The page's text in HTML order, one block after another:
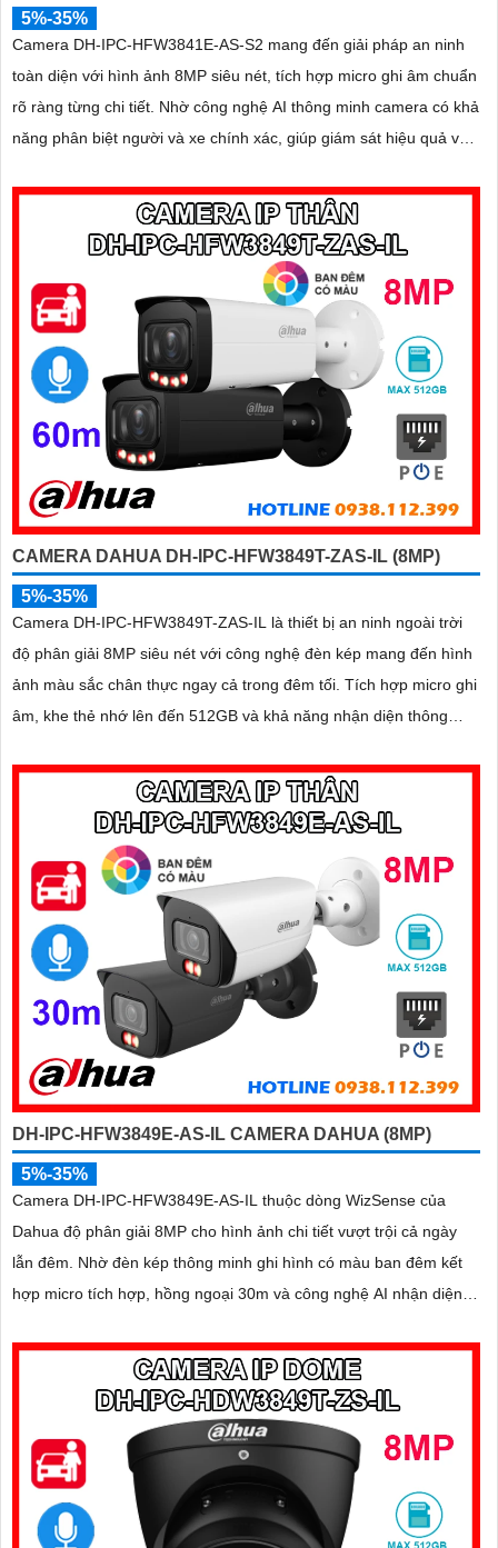
5%-35%
Camera DH-IPC-HFW3841E-AS-S2 mang đến giải pháp an ninh
toàn diện với hình ảnh 8MP siêu nét, tích hợp micro ghi âm chuẩn
rõ ràng từng chi tiết. Nhờ công nghệ AI thông minh camera có khả
năng phân biệt người và xe chính xác, giúp giám sát hiệu quả và
CAMERA DAHUA DH-IPC-HFW3849T-ZAS-IL (8MP)
5%-35%
Camera DH-IPC-HFW3849T-ZAS-IL là thiết bị an ninh ngoài trời
độ phân giải 8MP siêu nét với công nghệ đèn kép mang đến hình
ảnh màu sắc chân thực ngay cả trong đêm tối. Tích hợp micro ghi
âm, khe thẻ nhớ lên đến 512GB và khả năng nhận diện thông
quả giám sát với thiết kế chuẩn IP67 chống bụi nước và hỗ trợ
DH-IPC-HFW3849E-AS-IL CAMERA DAHUA (8MP)
5%-35%
Camera DH-IPC-HFW3849E-AS-IL thuộc dòng WizSense của
Dahua độ phân giải 8MP cho hình ảnh chi tiết vượt trội cả ngày
lẫn đêm. Nhờ đèn kép thông minh ghi hình có màu ban đêm kết
hợp micro tích hợp, hồng ngoại 30m và công nghệ AI nhận diện